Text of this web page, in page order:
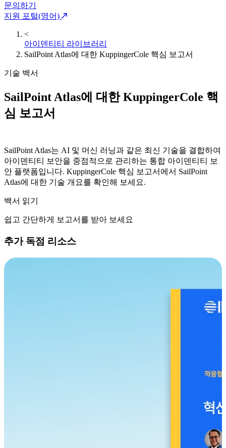
문의하기
지원 포털(영어)
<
아이덴티티 라이브러리
SailPoint Atlas에 대한 KuppingerCole 핵심 보고서
기술 백서
SailPoint Atlas에 대한 KuppingerCole 핵
심 보고서
SailPoint Atlas는 AI 및 머신 러닝과 같은 최신 기술을 결합하여
아이덴티티 보안을 중점적으로 관리하는 통합 아이덴티티 보
안 플랫폼입니다. KuppingerCole 핵심 보고서에서 SailPoint
Atlas에 대한 기술 개요를 확인해 보세요.
백서 읽기
쉽고 간단하게 보고서를 받아 보세요
추가 독점 리소스